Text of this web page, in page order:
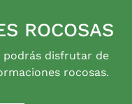
ROCOSAS
podrás disfrutar de
rocosas.